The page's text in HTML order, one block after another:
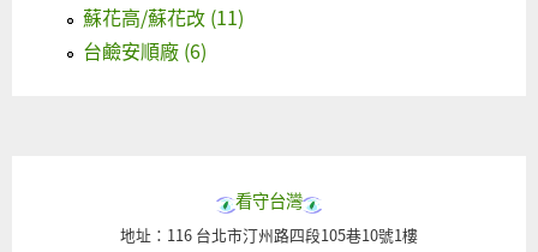
蘇花高/蘇花改 (11)
台鹼安順廠 (6)
看守台灣
地址：116 台北市汀州路四段105巷10號1樓